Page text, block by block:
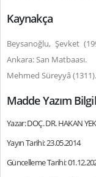
Kaynakça
Beysanoğlu, Şevket
Ankara: San Matbaası.
Mehmed Süreyyâ (1311).
Madde Yazım
Yazar: DOÇ. DR. HAKAN
Yayın Tarihi: 23.05.2014
Güncelleme Tarihi: